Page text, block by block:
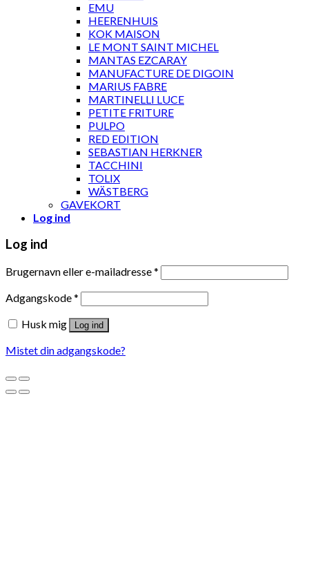
EMU
HEERENHUIS
KOK MAISON
LE MONT SAINT MICHEL
MANTAS EZCARAY
MANUFACTURE DE DIGOIN
MARIUS FABRE
MARTINELLI LUCE
PETITE FRITURE
PULPO
RED EDITION
SEBASTIAN HERKNER
TACCHINI
TOLIX
WÄSTBERG
GAVEKORT
Log ind
Log ind
Brugernavn eller e-mailadresse*
Adgangskode*
Husk mig
Log ind
Mistet din adgangskode?